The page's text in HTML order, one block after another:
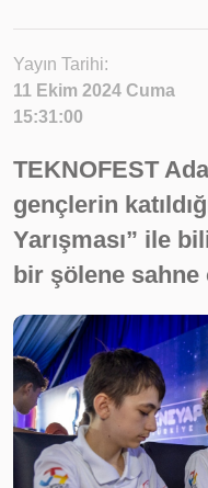
Yayın Tarihi:
11 Ekim 2024 Cuma
15:31:00
TEKNOFEST
gençlerin
Yarışması” ile
bir şölene sahne